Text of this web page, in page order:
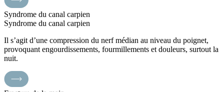
Syndrome du canal carpien
Syndrome du canal carpien
Il s’agit d’une compression du nerf médian au niveau du poignet,
provoquant engourdissements, fourmillements et douleurs, surtout la
nuit.